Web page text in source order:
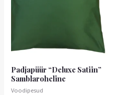
Padjapüür “Deluxe Satiin”
Samblaroheline
Voodipesud
tootelehel.